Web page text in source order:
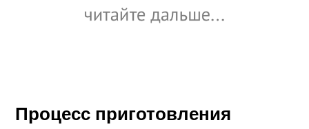
Процесс приготовления